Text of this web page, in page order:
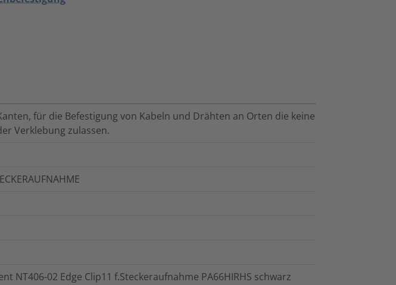
für die Befestigung von Kabeln und Drähten an Orten die keine
Verklebung zulassen.
NT406-02 Edge Clip11 f.Steckeraufnahme PA66HIRHS schwarz